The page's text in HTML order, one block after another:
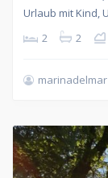
Urlaub mit Kind,
2
2
marinadelmar